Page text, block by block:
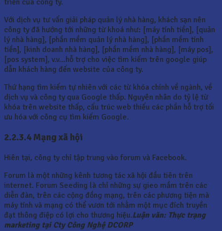
triển của công ty.
Với dịch vụ tư vấn giải pháp quản lý nhà hàng, khách sạn nên
công ty đã hướng tới những từ khoá như: [máy tính tiền], [quản
lý nhà hàng], [phần mềm quản lý nhà hàng], [phần mềm tính
tiền], [kinh doanh nhà hàng], [phần mềm nhà hàng], [máy pos],
[pos system], v.v…hỗ trợ cho việc tìm kiếm trên google giúp
dẫn khách hàng đến website của công ty.
Thứ hạng tìm kiếm tự nhiên với các từ khóa chính về ngành, về
dịch vụ và công ty qua Google thấp. Nguyên nhân do tỷ lệ từ
khóa trên website thấp, cấu trúc web thiếu các phần hỗ trợ tối
ưu hóa với công cụ tìm kiếm Google.
2.2.3.4 Mạng xã hội
Hiên tại, công ty chỉ tập trung vào forum và Facebook.
Forum là một những kênh tương tác xã hội đầu tiên trên
internet. Forum Seeding là chỉ những sự gieo mầm trên các
diễn đàn, trên các cộng đồng mạng, trên các phương tiện mà
máy tính và mạng có thể vươn tới nhằm một mục đích truyền
đạt thông điệp có lợi cho thương hiệu.Luận văn: Thực trạng
marketing tại Cty Công Nghệ DCORP